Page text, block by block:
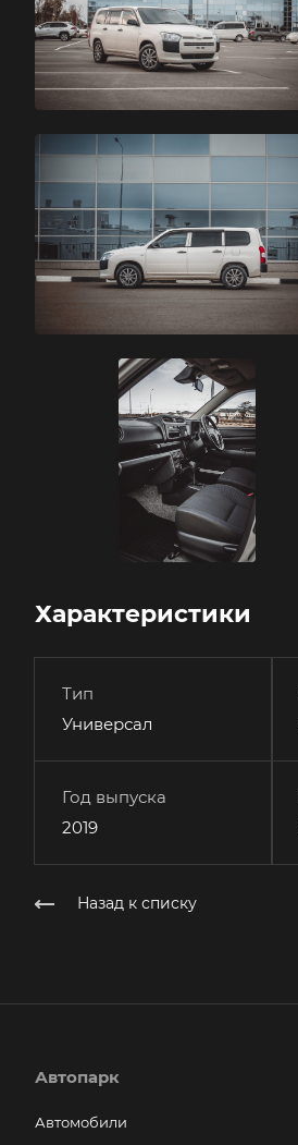
Характеристики
Тип
Универсал
Год выпуска
2019
Назад к списку
Автопарк
Автомобили